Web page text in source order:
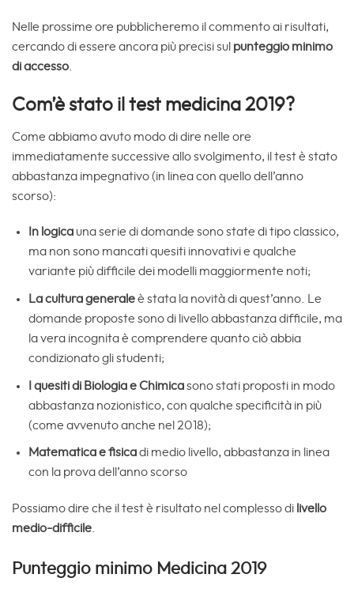
Nelle prossime ore pubblicheremo il commento ai risultati,
cercando di essere ancora più precisi sul punteggio minimo
di accesso
Com’è stato il test medicina 2019?
Come abbiamo avuto modo di dire nelle ore
immediatamente successive allo svolgimento, il test è stato
abbastanza impegnativo (in linea con quello dell’anno
scorso):
In logicauna serie di domande sono state di tipo classico,
ma non sono mancati quesiti innovativi e qualche
variante più difficile dei modelli maggiormente noti;
La cultura generaleè stata la novità di quest’anno. Le
domande proposte sono di livello abbastanza difficile, ma
la vera incognita è comprendere quanto ciò abbia
condizionato gli studenti;
I quesiti di Biologia e Chimicasono stati proposti in modo
abbastanza nozionistico, con qualche specificità in più
(come avvenuto anche nel 2018);
Matematica e fisicadi medio livello, abbastanza in linea
con la prova dell’anno scorso
Possiamo dire che il test è risultato nel complesso di livello
medio-difficile
Punteggio minimo Medicina 2019